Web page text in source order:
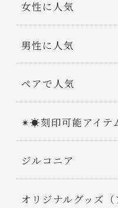
女性に人気
男性に人気
ペアで人気
✴︎☀︎刻印可能アイ
ジルコニア
オリジナルグッズ（